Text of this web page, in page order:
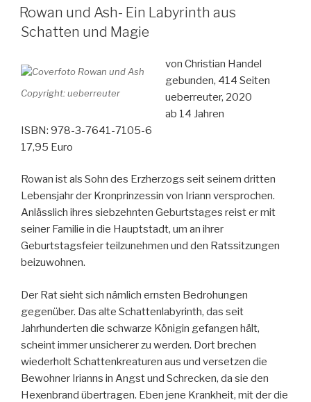
AM
Rowan und Ash- Ein Labyrinth aus
Schatten und Magie
Copyright: ueberreuter
von Christian Handel
gebunden, 414 Seiten
ueberreuter, 2020
ab 14 Jahren
ISBN: 978-3-7641-7105-6
17,95 Euro
Rowan ist als Sohn des Erzherzogs seit seinem dritten
Lebensjahr der Kronprinzessin von Iriann versprochen.
Anlässlich ihres siebzehnten Geburtstages reist er mit
seiner Familie in die Hauptstadt, um an ihrer
Geburtstagsfeier teilzunehmen und den Ratssitzungen
beizuwohnen.
Der Rat sieht sich nämlich ernsten Bedrohungen
gegenüber. Das alte Schattenlabyrinth, das seit
Jahrhunderten die schwarze Königin gefangen hält,
scheint immer unsicherer zu werden. Dort brechen
wiederholt Schattenkreaturen aus und versetzen die
Bewohner Irianns in Angst und Schrecken, da sie den
Hexenbrand übertragen. Eben jene Krankheit, mit der die